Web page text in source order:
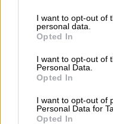
not limited to your visit
grant or deny consent
use your data for below
consent section.
I want to opt-out of
personal data.
Opted In
I want to opt-out of
Personal Data.
Opted In
I want to opt-out of
Personal Data for
Opted In
τελευταία
πρόθεση ψήφου η
στο 28,5%, ο
στο 10,5% ενώ
(ΣΚΑΪ),
μεταξύ των δύο
δημοσκόπηση